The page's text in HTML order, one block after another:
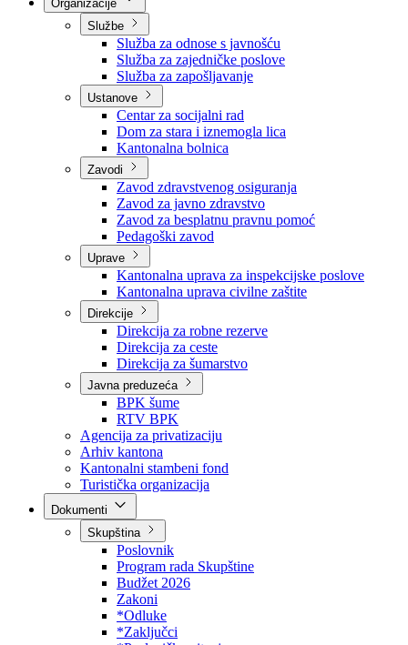
Nadležnosti
Sjednice Vlade
Službe
Služba za odnose s javnošću
Služba za zajedničke poslove
Služba za zapošljavanje
Ustanove
Centar za socijalni rad
Dom za stara i iznemogla lica
Kantonalna bolnica
Zavodi
Zavod zdravstvenog osiguranja
Zavod za javno zdravstvo
Zavod za besplatnu pravnu pomoć
Pedagoški zavod
Uprave
Kantonalna uprava za inspekcijske poslove
Kantonalna uprava civilne zaštite
Direkcije
Direkcija za robne rezerve
Direkcija za ceste
Direkcija za šumarstvo
Javna preduzeća
BPK šume
RTV BPK
Agencija za privatizaciju
Arhiv kantona
Kantonalni stambeni fond
Turistička organizacija
Skupština
Poslovnik
Program rada Skupštine
Budžet 2026